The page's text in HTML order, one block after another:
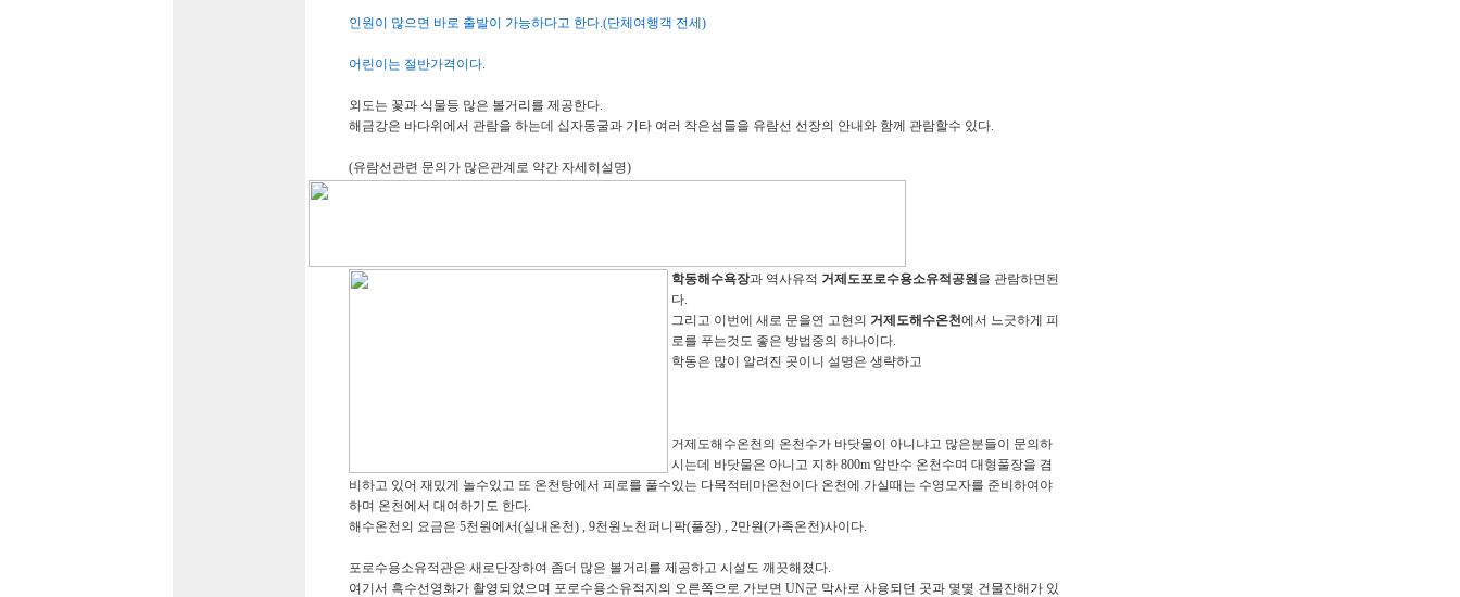
인원이 많으면 바로 출발이 가능하다고 한다.(단체여행객 전세)
어린이는 절반가격이다.
외도는 꽃과 식물등 많은 볼거리를 제공한다.
해금강은 바다위에서 관람을 하는데 십자동굴과 기타 여러 작은섬들을 유람선 선장의 안내와 함께 관람할수 있다.
(유람선관련 문의가 많은관계로 약간 자세히설명)
학동해수욕장과 역사유적 거제도포로수용소유적공원을 관람하면된
다.
그리고 이번에 새로 문을연 고현의 거제도해수온천에서 느긋하게 피
로를 푸는것도 좋은 방법중의 하나이다.
학동은 많이 알려진 곳이니 설명은 생략하고
거제도해수온천의 온천수가 바닷물이 아니냐고 많은분들이 문의하
시는데 바닷물은 아니고 지하 800m 암반수 온천수며 대형풀장을 겸
비하고 있어 재밌게 놀수있고 또 온천탕에서 피로를 풀수있는 다목적테마온천이다 온천에 가실때는 수영모자를 준비하여야
하며 온천에서 대여하기도 한다.
해수온천의 요금은 5천원에서(실내온천) , 9천원노천퍼니팍(풀장) , 2만원(가족온천)사이다.
포로수용소유적관은 새로단장하여 좀더 많은 볼거리를 제공하고 시설도 깨끗해졌다.
여기서 흑수선영화가 촬영되었으며 포로수용소유적지의 오른쪽으로 가보면 UN군 막사로 사용되던 곳과 몇몇 건물잔해가 있